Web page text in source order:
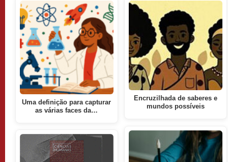
Uma definição para capturar
as várias faces da…
Encruzilhada de saberes e
mundos possíveis